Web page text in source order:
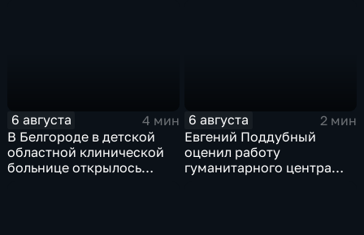
6 августа
4 мин
В Белгороде в детской
областной клинической
больнице открылось
6 августа
2 мин
Евгений Поддубный
оценил работу
гуманитарного центра